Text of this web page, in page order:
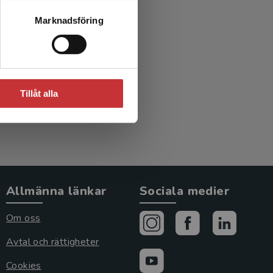
Marknadsföring
Tillåt alla
Allmänna länkar
Om oss
Avtal och rättigheter
Cookies
Sociala medier